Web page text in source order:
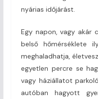
nyárias időjárást.
Egy napon, vagy akár
belső hőmérséklete
meghaladhatja,
egyetlen percre se
vagy háziállatot
autóban hagyott